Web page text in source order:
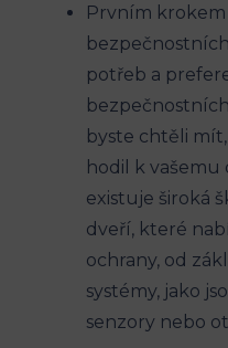
Prvním
potřeb a
byste chtěli
hodil k vašemu
existuje široká
dveří, které
ochrany, od
systémy, jako
senzory nebo